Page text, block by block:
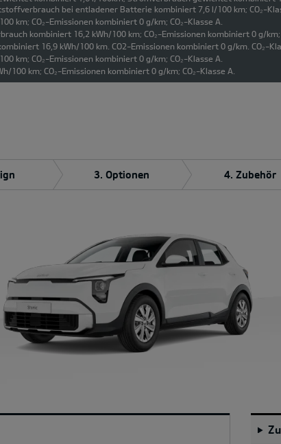
bei entladener Batterie kombiniert 7,6 l/100 km; CO₂-
km; CO₂-Emissionen kombiniert 0 g/km; CO₂-Klasse A.
kombiniert 16,2 kWh/100 km; CO₂-Emissionen kombiniert 0 g/km;
16,9 kWh/100 km. CO2-Emissionen kombiniert 0 g/km. CO₂-
km; CO₂-Emissionen kombiniert 0 g/km; CO₂-Klasse A.
100 km; CO₂-Emissionen kombiniert 0 g/km; CO₂-Klasse A.
3. Optionen 4. Zubehör